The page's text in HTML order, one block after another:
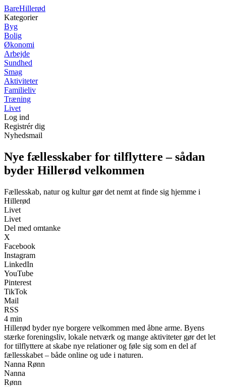
BareHillerød
Kategorier
Byg
Bolig
Økonomi
Arbejde
Sundhed
Smag
Aktiviteter
Familieliv
Træning
Livet
Log ind
Registrér dig
Nyhedsmail
Nye fællesskaber for tilflyttere – sådan
byder Hillerød velkommen
Fællesskab, natur og kultur gør det nemt at finde sig hjemme i
Hillerød
Livet
Livet
Del med omtanke
X
Facebook
Instagram
LinkedIn
YouTube
Pinterest
TikTok
Mail
RSS
4 min
Hillerød byder nye borgere velkommen med åbne arme. Byens
stærke foreningsliv, lokale netværk og mange aktiviteter gør det let
for tilflyttere at skabe nye relationer og føle sig som en del af
fællesskabet – både online og ude i naturen.
Nanna Rønn
Nanna
Rønn